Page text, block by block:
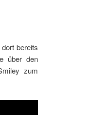
bereits
über den
zum